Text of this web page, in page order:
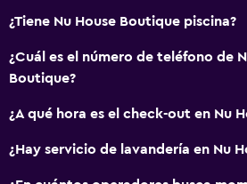
¿Tiene Nu House Boutique piscina?
¿Cuál es el número de teléfono de
Boutique?
¿A qué hora es el check-out en Nu
¿Hay servicio de lavandería en Nu